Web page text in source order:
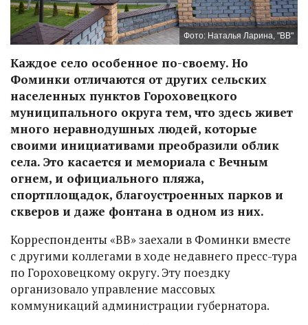
Фото: Наталья Ларина, "ВВ"
Каждое село особенное по-своему. Но
Фоминки отличаются от других сельских
населенных пунктов Гороховецкого
муниципального округа тем, что здесь живет
много неравнодушных людей, которые
своими инициативами преобразили облик
села. Это касается и мемориала с Вечным
огнем, и официального пляжа,
спортплощадок, благоустроенных парков и
скверов и даже фонтана в одном из них.
Корреспонденты «ВВ» заехали в Фоминки вместе
с другими коллегами в ходе недавнего пресс-тура
по Гороховецкому округу. Эту поездку
организовало управление массовых
коммуникаций администрации губернатора.